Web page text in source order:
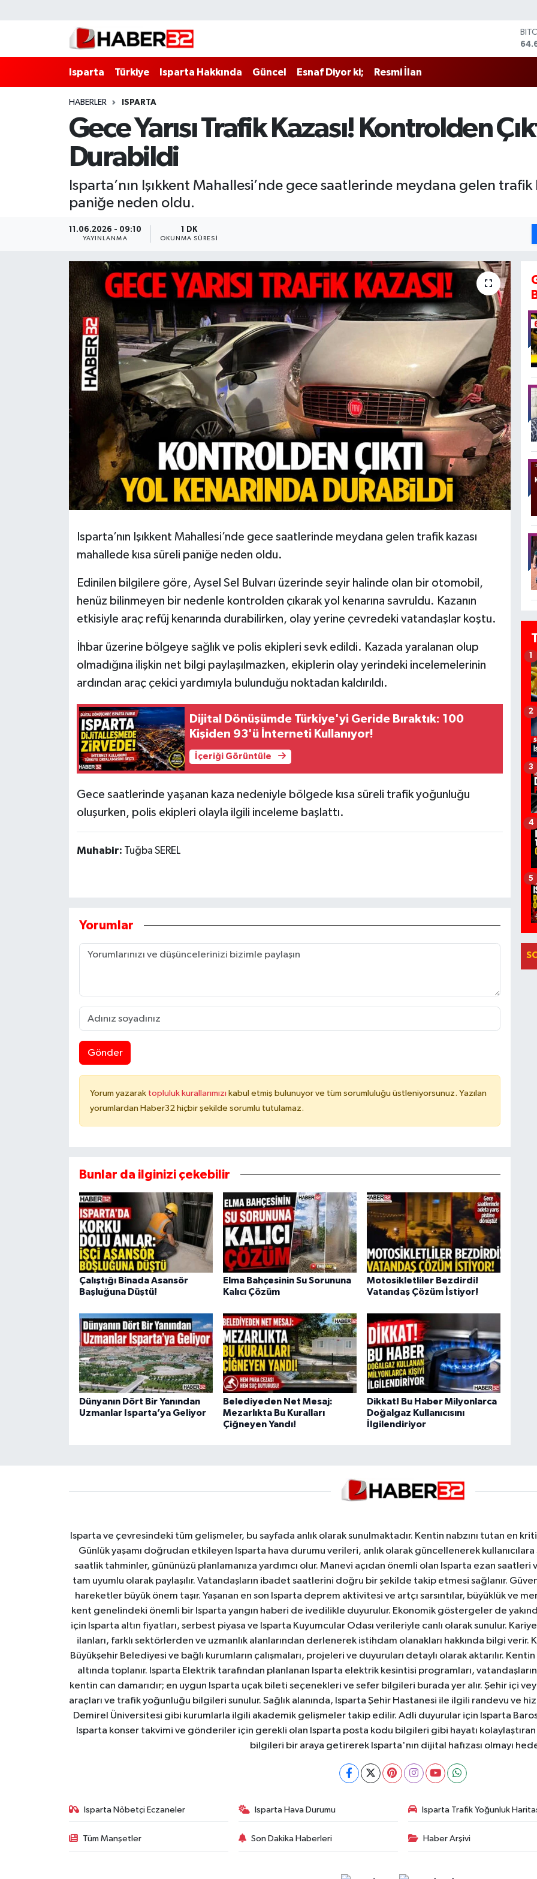
Isparta Türkiye Isparta Hakkında Güncel Esnaf Diyor ki; Resmi İlan
HABERLER ISPARTA
Gece Yarısı Trafik Kazası! Kontrolden
Durabildi
Isparta’nın Işıkkent Mahallesi’nde gece saatlerinde meydana gelen trafik
paniğe neden oldu.
11.06.2026 - 09:10
YAYINLANMA
1 DK
OKUNMA SÜRESI
Isparta’nın Işıkkent Mahallesi’nde gece saatlerinde meydana gelen trafik kazası
mahallede kısa süreli paniğe neden oldu.
Edinilen bilgilere göre, Aysel Sel Bulvarı üzerinde seyir halinde olan bir otomobil,
henüz bilinmeyen bir nedenle kontrolden çıkarak yol kenarına savruldu. Kazanın
etkisiyle araç refüj kenarında durabilirken, olay yerine çevredeki vatandaşlar koştu.
İhbar üzerine bölgeye sağlık ve polis ekipleri sevk edildi. Kazada yaralanan olup
olmadığına ilişkin net bilgi paylaşılmazken, ekiplerin olay yerindeki incelemelerinin
ardından araç çekici yardımıyla bulunduğu noktadan kaldırıldı.
Dijital Dönüşümde Türkiye'yi Geride Bıraktık: 100
Kişiden 93'ü İnterneti Kullanıyor!
İçeriği Görüntüle
Gece saatlerinde yaşanan kaza nedeniyle bölgede kısa süreli trafik yoğunluğu
oluşurken, polis ekipleri olayla ilgili inceleme başlattı.
Muhabir: Tuğba SEREL
Yorumlar
Gönder
Yorum yazarak topluluk kurallarımızı kabul etmiş bulunuyor ve tüm sorumluluğu üstleniyorsunuz. Yazılan
yorumlardan Haber32 hiçbir şekilde sorumlu tutulamaz.
Bunlar da ilginizi çekebilir
Çalıştığı Binada Asansör
Başluğuna Düştü!
Elma Bahçesinin Su Sorununa
Kalıcı Çözüm
Motosikletliler Bezdirdi!
Vatandaş Çözüm İstiyor!
Dünyanın Dört Bir Yanından
Uzmanlar Isparta’ya Geliyor
Belediyeden Net Mesaj:
Mezarlıkta Bu Kuralları
Çiğneyen Yandı!
Dikkat! Bu Haber Milyonlarca
Doğalgaz Kullanıcısını
İlgilendiriyor
1
2
3
4
5
Isparta ve çevresindeki tüm gelişmeler, bu sayfada anlık olarak sunulmaktadır. Kentin nabzını tutan en
Günlük yaşamı doğrudan etkileyen Isparta hava durumu verileri, anlık olarak güncellenerek
saatlik tahminler, gününüzü planlamanıza yardımcı olur. Manevi açıdan önemli olan Isparta ezan
tam uyumlu olarak paylaşılır. Vatandaşların ibadet saatlerini doğru bir şekilde takip etmesi sağlanır.
hareketler büyük önem taşır. Yaşanan en son Isparta deprem aktivitesi ve artçı sarsıntılar, büyüklük ve
kent genelindeki önemli bir Isparta yangın haberi de ivedilikle duyurulur. Ekonomik göstergeler de
için Isparta altın fiyatları, serbest piyasa ve Isparta Kuyumcular Odası verileriyle canlı olarak sunulur.
ilanları, farklı sektörlerden ve uzmanlık alanlarından derlenerek istihdam olanakları hakkında bilgi verir.
Büyükşehir Belediyesi ve bağlı kurumların çalışmaları, projeleri ve duyuruları detaylı olarak aktarılır.
altında toplanır. Isparta Elektrik tarafından planlanan Isparta elektrik kesintisi programları,
kentin can damarıdır; en uygun Isparta uçak bileti seçenekleri ve sefer bilgileri burada yer alır. Şehir içi
araçları ve trafik yoğunluğu bilgileri sunulur. Sağlık alanında, Isparta Şehir Hastanesi ile ilgili randevu ve
Demirel Üniversitesi gibi kurumlarla ilgili akademik gelişmeler takip edilir. Adli duyurular için Isparta
Isparta konser takvimi ve gönderiler için gerekli olan Isparta posta kodu bilgileri gibi hayatı
bilgileri bir araya getirerek Isparta'nın dijital hafızası olmayı
Isparta Nöbetçi Eczaneler Isparta Hava Durumu Isparta Trafik Yoğunluk
Tüm Manşetler Son Dakika Haberleri Haber Arşivi
Isparta Hakkında
Esnaf Diyor ki;
BİLİM VE TEKNOLOJİ
HABERDE İNSAN
KÜLTÜR SANAT
MAGAZİN
RESMİ İLANLAR
SAĞLIK
Teknoloji
Isparta Nöbetçi Eczaneler
Isparta Hava Durumu
Isparta Trafik Yoğunluk Haritası
Süper Lig Puan Durumu ve Fikstür
Tüm Manşetler
Son Dakika Haberleri
Haber Arşivi